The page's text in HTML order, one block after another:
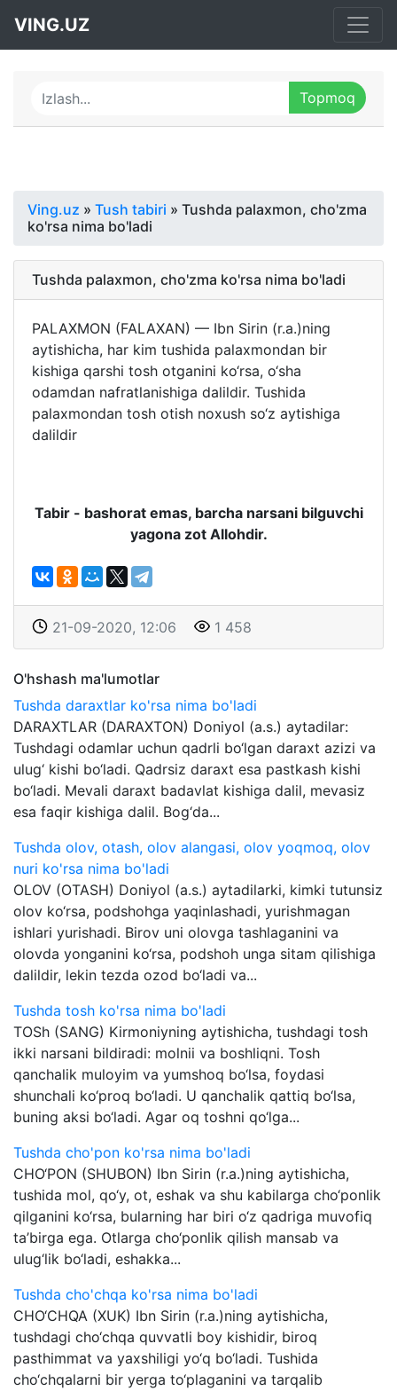
VING.UZ
Ving.uz » Tush tabiri » Tushda palaxmon, cho'zma
ko'rsa nima bo'ladi
Tushda palaxmon, cho'zma ko'rsa nima bo'ladi
PALAXMON (FALAXAN) — Ibn Sirin (r.a.)ning
aytishicha, har kim tushida palaxmondan bir
kishiga qarshi tosh otganini ko‘rsa, o‘sha
odamdan nafratlanishiga dalildir. Tushida
palaxmondan tosh otish noxush so‘z aytishiga
dalildir
Tabir - bashorat emas, barcha narsani bilguvchi
yagona zot Allohdir.
21-09-2020, 12:06 1 458
O'hshash ma'lumotlar
Tushda daraxtlar ko'rsa nima bo'ladi
DARAXTLAR (DARAXTON) Doniyol (a.s.) aytadilar:
Tushdagi odamlar uchun qadrli bo‘lgan daraxt azizi va
ulug‘ kishi bo‘ladi. Qadrsiz daraxt esa pastkash kishi
bo‘ladi. Mevali daraxt badavlat kishiga dalil, mevasiz
esa faqir kishiga dalil. Bog‘da...
Tushda olov, otash, olov alangasi, olov yoqmoq, olov
nuri ko'rsa nima bo'ladi
OLOV (OTASH) Doniyol (a.s.) aytadilarki, kimki tutunsiz
olov ko‘rsa, podshohga yaqinlashadi, yurishmagan
ishlari yurishadi. Birov uni olovga tashlaganini va
olovda yonganini ko‘rsa, podshoh unga sitam qilishiga
dalildir, lekin tezda ozod bo‘ladi va...
Tushda tosh ko'rsa nima bo'ladi
TOSh (SANG) Kirmoniyning aytishicha, tushdagi tosh
ikki narsani bildiradi: molnii va boshliqni. Tosh
qanchalik muloyim va yumshoq bo‘lsa, foydasi
shunchali ko‘proq bo‘ladi. U qanchalik qattiq bo‘lsa,
buning aksi bo‘ladi. Agar oq toshni qo‘lga...
Tushda cho'pon ko'rsa nima bo'ladi
CHO‘PON (SHUBON) Ibn Sirin (r.a.)ning aytishicha,
tushida mol, qo‘y, ot, eshak va shu kabilarga cho‘ponlik
qilganini ko‘rsa, bularning har biri o‘z qadriga muvofiq
ta’birga ega. Otlarga cho‘ponlik qilish mansab va
ulug‘lik bo‘ladi, eshakka...
Tushda cho'chqa ko'rsa nima bo'ladi
CHO‘CHQA (XUK) Ibn Sirin (r.a.)ning aytishicha,
tushdagi cho‘chqa quvvatli boy kishidir, biroq
pasthimmat va yaxshiligi yo‘q bo‘ladi. Tushida
cho‘chqalarni bir yerga to‘plaganini va tarqalib